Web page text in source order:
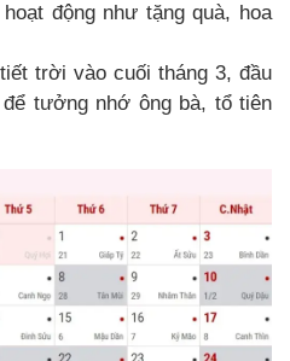
động như tặng quà, hoa
trời vào cuối tháng 3, đầu
tưởng nhớ ông bà, tổ tiên